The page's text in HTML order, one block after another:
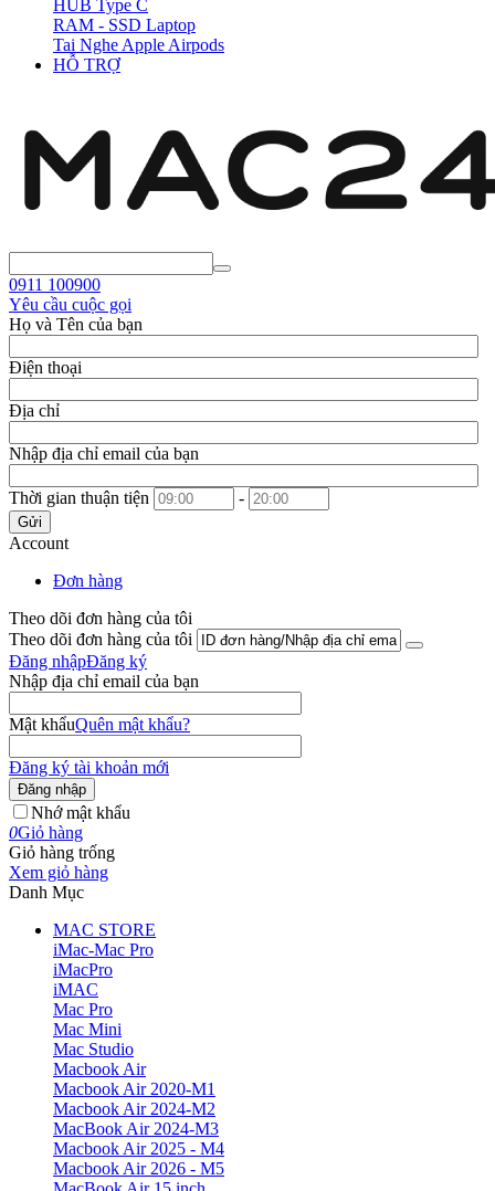
HUB Type C
RAM - SSD Laptop
Tai Nghe Apple Airpods
HỖ TRỢ
0911 100900
Yêu cầu cuộc gọi
Họ và Tên của bạn
Điện thoại
Địa chỉ
Nhập địa chỉ email của bạn
Thời gian thuận tiện -
Gửi
Account
Đơn hàng
Theo dõi đơn hàng của tôi
Theo dõi đơn hàng của tôi
Đăng nhậpĐăng ký
Nhập địa chỉ email của bạn
Mật khẩuQuên mật khẩu?
Đăng ký tài khoản mới
Đăng nhập
Nhớ mật khẩu
0Giỏ hàng
Giỏ hàng trống
Xem giỏ hàng
Danh Mục
MAC STORE
iMac-Mac Pro
iMacPro
iMAC
Mac Pro
Mac Mini
Mac Studio
Macbook Air
Macbook Air 2020-M1
Macbook Air 2024-M2
MacBook Air 2024-M3
Macbook Air 2025 - M4
Macbook Air 2026 - M5